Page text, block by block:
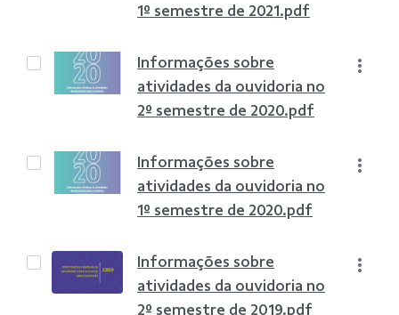
1º semestre de 2021.pdf
Informações sobre
atividades da ouvidoria no
2º semestre de 2020.pdf
Informações sobre
atividades da ouvidoria no
1º semestre de 2020.pdf
Informações sobre
atividades da ouvidoria no
2º semestre de 2019.pdf